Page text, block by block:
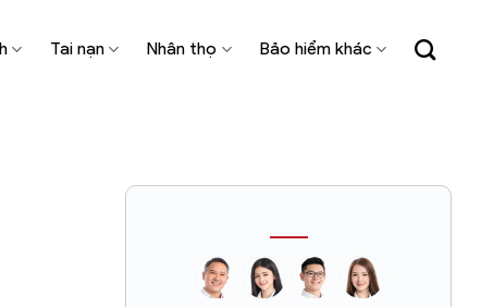
Tai nạn Nhân thọ Bảo hiểm khác